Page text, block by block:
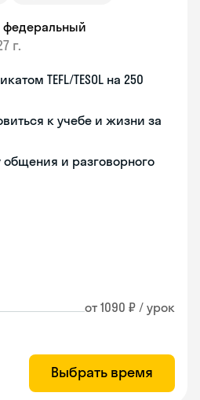
федеральный
г.
TEFL/TESOL на 250
к учебе и жизни за
общения и разговорного
от 1090 ₽ / урок
Выбрать время